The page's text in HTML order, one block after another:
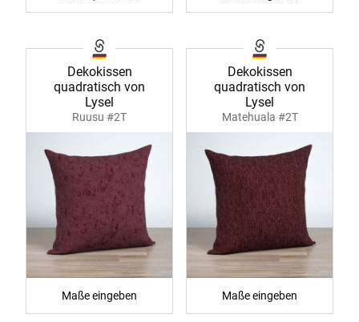
Dekokissen
quadratisch von
Lysel
Ruusu #2T
Maße eingeben
Dekokissen
quadratisch von
Lysel
Matehuala #2T
Maße eingeben